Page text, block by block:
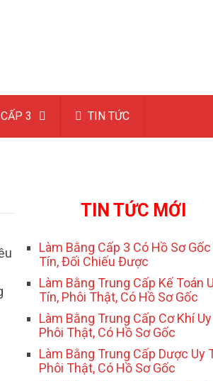
3 TIN TỨC
TIN TỨC MỚI
Làm Bằng Cấp 3 Có Hồ Sơ Gốc
Tín, Đối Chiếu Được
Làm Bằng Trung Cấp Kế Toán
Tín, Phôi Thật, Có Hồ Sơ Gốc
Làm Bằng Trung Cấp Cơ Khí
Phôi Thật, Có Hồ Sơ Gốc
Làm Bằng Trung Cấp Dược Uy
Phôi Thật, Có Hồ Sơ Gốc